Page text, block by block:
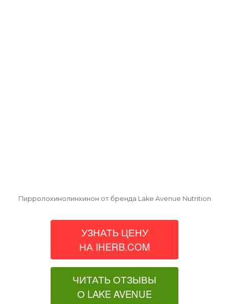
Пирролохинолинхинон от бренда Lake Avenue Nutrition
УЗНАТЬ ЦЕНУ
НА IHERB.COM
ЧИТАТЬ ОТЗЫВЫ
О LAKE AVENUE